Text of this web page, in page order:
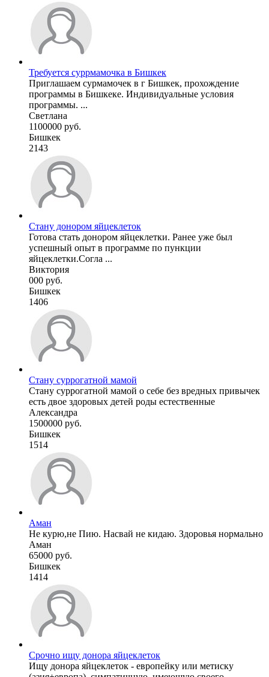
Требуется суррмамочка в Бишкек
Приглашаем сурмамочек в г Бишкек, прохождение
программы в Бишкеке. Индивидуальные условия
программы. ...
Светлана
1100000 руб.
Бишкек
2143
Стану донором яйцеклеток
Готова стать донором яйцеклетки. Ранее уже был
успешный опыт в программе по пункции
яйцеклетки.Согла ...
Виктория
000 руб.
Бишкек
1406
Стану суррогатной мамой
Стану суррогатной мамой о себе без вредных привычек
есть двое здоровых детей роды естественные
Александра
1500000 руб.
Бишкек
1514
Аман
Не курю,не Пию. Насвай не кидаю. Здоровья нормально
Аман
65000 руб.
Бишкек
1414
Срочно ищу донора яйцеклеток
Ищу донора яйцеклеток - европейку или метиску